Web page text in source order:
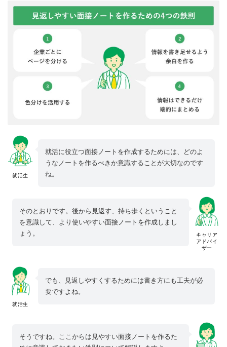
就活生
就活に役立つ面接ノートを作成するためには、どのよ
うなノートを作るべきか意識することが大切なのです
ね。
キャリア
アドバイ
ザー
そのとおりです。後から見返す、持ち歩くということ
を意識して、より使いやすい面接ノートを作成しまし
ょう。
就活生
でも、見返しやすくするためには書き方にも工夫が必
要ですよね。
そうですね。ここからは見やすい面接ノートを作るた